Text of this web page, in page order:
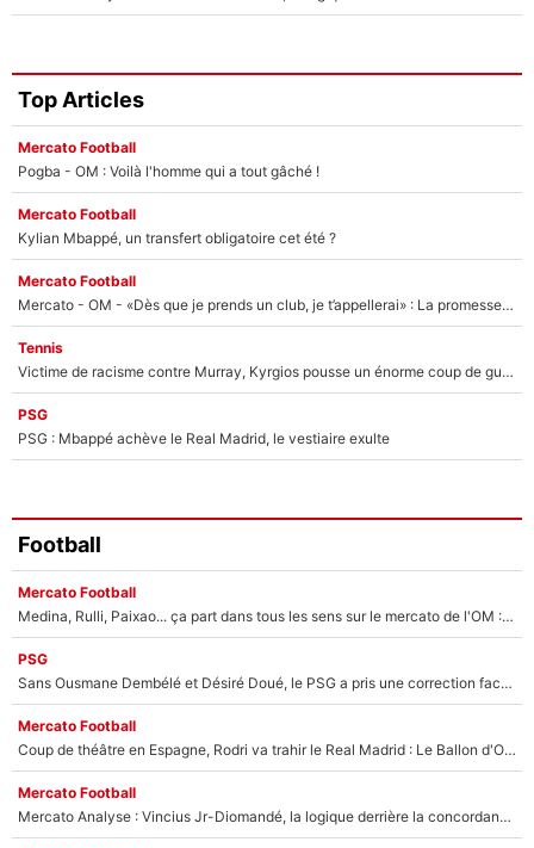
Top Articles
Mercato Football
Pogba - OM : Voilà l'homme qui a tout gâché !
Mercato Football
Kylian Mbappé, un transfert obligatoire cet été ?
Mercato Football
Mercato - OM - «Dès que je prends un club, je t’appellerai» : La promesse de Marcelino au moment de claquer la porte
Tennis
Victime de racisme contre Murray, Kyrgios pousse un énorme coup de gueule !
PSG
PSG : Mbappé achève le Real Madrid, le vestiaire exulte
Football
Mercato Football
Medina, Rulli, Paixao... ça part dans tous les sens sur le mercato de l'OM : Frank McCourt va enfin récupérer l'argent qu'il attend ?
PSG
Sans Ousmane Dembélé et Désiré Doué, le PSG a pris une correction face à Majorque : Luis Enrique attend avec impatience des renforts !
Mercato Football
Coup de théâtre en Espagne, Rodri va trahir le Real Madrid : Le Ballon d'Or a choisi de signer au FC Barcelone !
Mercato Football
Mercato Analyse : Vincius Jr-Diomandé, la logique derrière la concordance des temps